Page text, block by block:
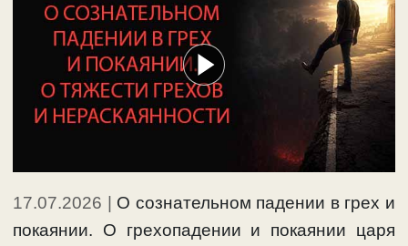
17.07.2026 | О сознательном падении в грех и
покаянии. О грехопадении и покаянии царя